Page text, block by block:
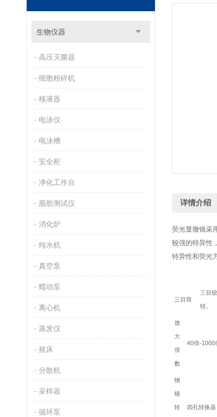
生物仪器
高压灭菌器
细胞粉碎机
移液器
电泳仪
电泳槽
安全柜
净化工作台
脂肪测试仪
消化炉
纯水机
真空泵
蠕动泵
离心机
蒸发仪
摇床
分散机
采样器
循环泵
详情介绍
荧光显微镜采
较强的特异性
特异性和荧光
三目筒
三目
转。
放
大
倍
数
40倍-1000
物
镜
转
四孔转换器